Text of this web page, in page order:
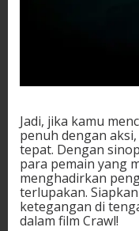
Jadi, jika kamu
penuh dengan
tepat. Dengan
para pemain yang
menghadirkan
terlupakan.
ketegangan di
dalam film Crawl!